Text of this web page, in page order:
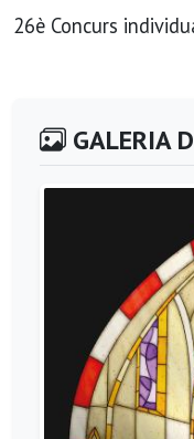
26è Concurs
GALERIA